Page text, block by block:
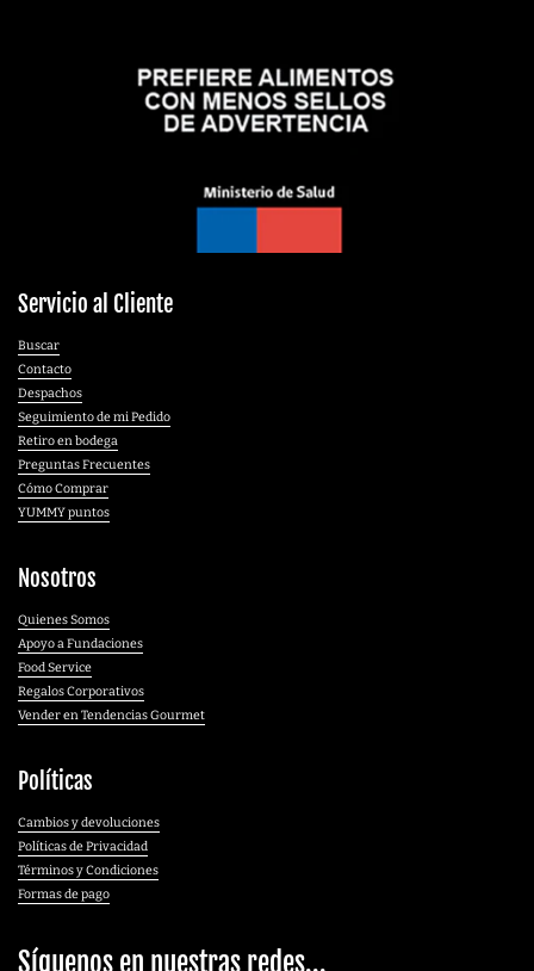
Servicio al Cliente
Buscar
Contacto
Despachos
Seguimiento de mi Pedido
Retiro en bodega
Preguntas Frecuentes
Cómo Comprar
YUMMY puntos
Nosotros
Quienes Somos
Apoyo a Fundaciones
Food Service
Regalos Corporativos
Vender en Tendencias Gourmet
Políticas
Cambios y devoluciones
Políticas de Privacidad
Términos y Condiciones
Formas de pago
Síguenos en nuestras redes...